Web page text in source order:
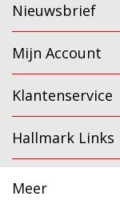
Nieuwsbrief
Mijn Account
Klantenservice
Hallmark Links
Meer